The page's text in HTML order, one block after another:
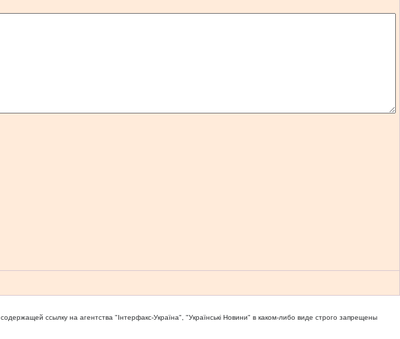
ссылку на агентства "Iнтерфакс-Україна", "Українськi Новини" в каком-либо виде строго запрещены